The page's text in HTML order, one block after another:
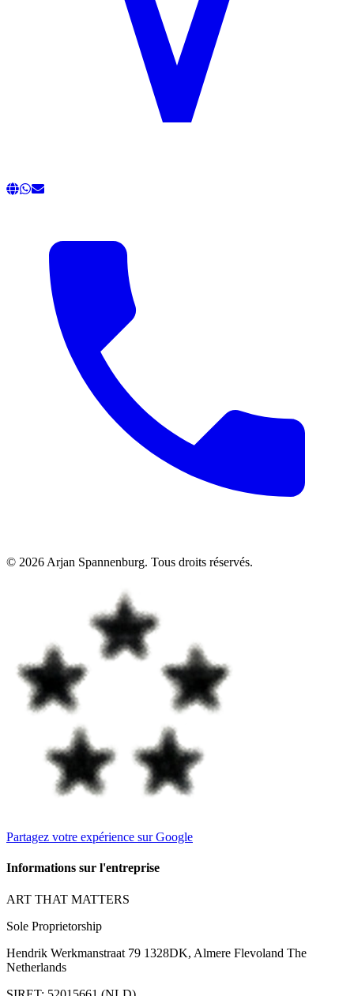
© 2026 Arjan Spannenburg. Tous droits réservés.
Partagez votre expérience sur Google
Informations sur l'entreprise
ART THAT MATTERS
Sole Proprietorship
Hendrik Werkmanstraat 79 1328DK, Almere Flevoland The
Netherlands